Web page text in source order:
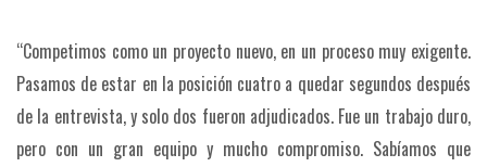
“Competimos como un proyecto nuevo, en un proceso muy exigente.
Pasamos de estar en la posición cuatro a quedar segundos después
de la entrevista, y solo dos fueron adjudicados. Fue un trabajo duro,
pero con un gran equipo y mucho compromiso. Sabíamos que